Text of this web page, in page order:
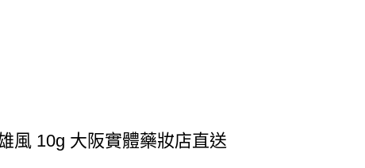
風 10g 大阪實體藥妝店直送